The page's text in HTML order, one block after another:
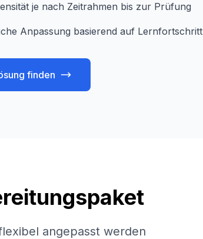
je nach Zeitrahmen bis zur Prüfung
Anpassung basierend auf Lernfortschritt
finden
angepasst werden